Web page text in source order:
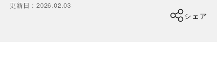
更新日 ：2026.02.03
シェア